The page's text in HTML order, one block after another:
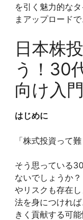
を引く魅力的な
まアップロード
日本株
う！30
向け入
はじめに
「株式投資って
そう思っている
ないでしょうか
やリスクも存在
法を身につけれ
きく貢献する可能